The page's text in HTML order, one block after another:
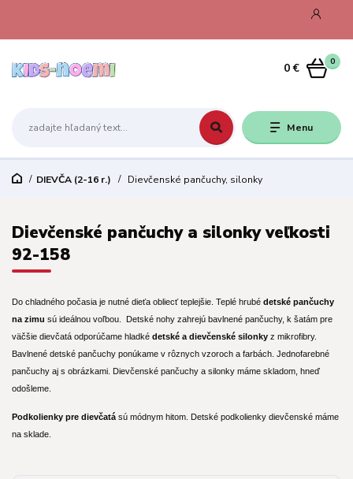
Menu
0
0 €
DIEVČA (2-16 r.) Dievčenské pančuchy, silonky
Dievčenské pančuchy a silonky veľkosti
92-158
Do chladného počasia je nutné dieťa obliecť teplejšie. Teplé hrubé detské pančuchy
na zimu sú ideálnou voľbou. Detské nohy zahrejú bavlnené pančuchy, k šatám pre
väčšie dievčatá odporúčame hladké detské a dievčenské silonky z mikrofibry.
Bavlnené detské pančuchy ponúkame v rôznych vzoroch a farbách. Jednofarebné
pančuchy aj s obrázkami. Dievčenské pančuchy a silonky máme skladom, hneď
odošleme.
Podkolienky pre dievčatá sú módnym hitom. Detské podkolienky dievčenské máme
na sklade.